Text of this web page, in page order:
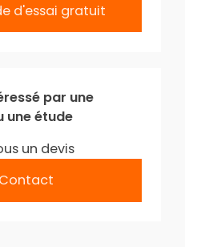
d'essai gratuit
par une
une étude
un devis
Contact